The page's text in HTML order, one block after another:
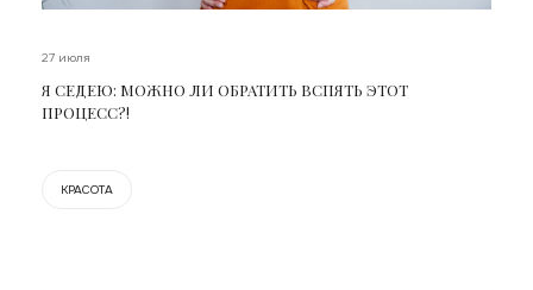
27 июля
Я СЕДЕЮ: МОЖНО ЛИ ОБРАТИТЬ ВСПЯТЬ ЭТОТ
ПРОЦЕСС?!
КРАСОТА